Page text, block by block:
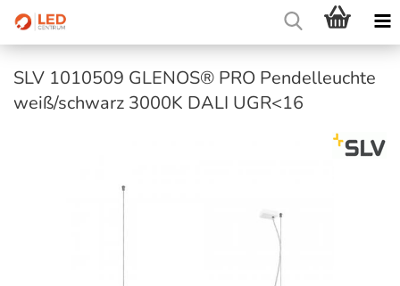
SLV 1010509 GLENOS® PRO Pendelleuchte
weiß/schwarz 3000K DALI UGR<16